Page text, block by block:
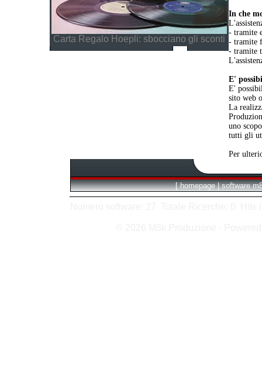
Carta Regalo Hoepli: sbocciano gli sconti
In che
- tramite
- tramite
- tramite
E'
E'
sito web
La
uno
tutti gli
Per
[ homepage | software